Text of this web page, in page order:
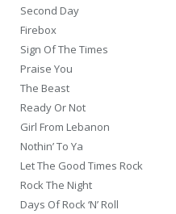
Second Day
Firebox
Sign Of The Times
Praise You
The Beast
Ready Or Not
Girl From Lebanon
Nothin’ To Ya
Let The Good Times Rock
Rock The Night
Days Of Rock ‘N’ Roll